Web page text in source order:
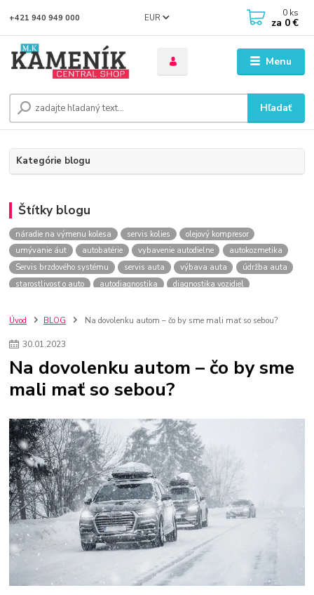
Menu
EUR
Hľadať
+421 940 949 000 0 ks
za 0 €
Kategórie blogu
Štítky blogu
náradie na výmenu kolesa servis kolies
olejový kompresor
umývanie áut
autobatérie vybavenie autodielne
autokozmetika
Servis brzdového systému
servis auta výbava auta
údržba auta
starostlivosť o auto
autodiagnostika
diagnostika vozidiel
kompresor na lakovanie
komoresor
prípravky na umývanie áut
oleje do automobilov
Nabíjačka autobatérií
gola sady
Dielenská baterka
lapače na blatníky
blatníky
nosiče na auto
zníženie spotreby auta
leštičky karosérie oprava laku
Pieskovanie
pieskovačka
oprava karosérii kompresory
stojany na pneumatiky
sady náradia
sada kľúčov
sada náradia do auta
Servis motora
Úvod BLOG Na dovolenku autom – čo by sme mali mať so sebou?
30.01.2023
Na dovolenku autom – čo by sme
mali mať so sebou?